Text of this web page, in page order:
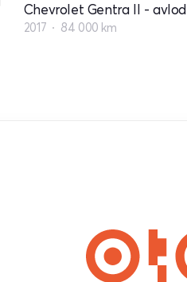
Chevrolet Gentra II - avlod
2017 84 000 km